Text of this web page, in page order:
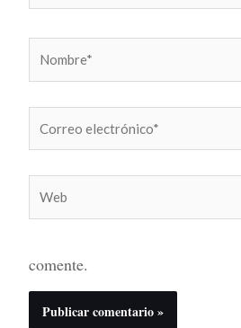
electrónico*
comente.